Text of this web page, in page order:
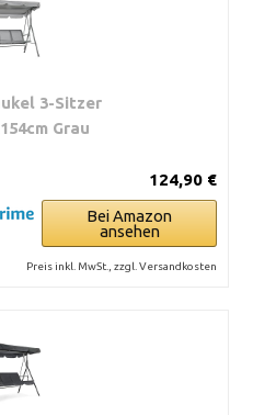
3-Sitzer
Grau
124,90 €
Bei Amazon
ansehen
Preis inkl. MwSt., zzgl. Versandkosten